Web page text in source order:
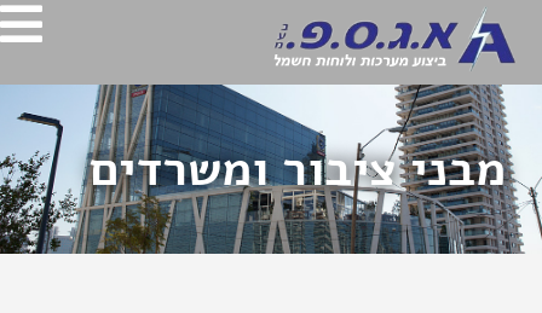
מבני ציבור ומשרדים